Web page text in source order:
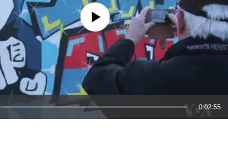
No media source currently available
0:02:55